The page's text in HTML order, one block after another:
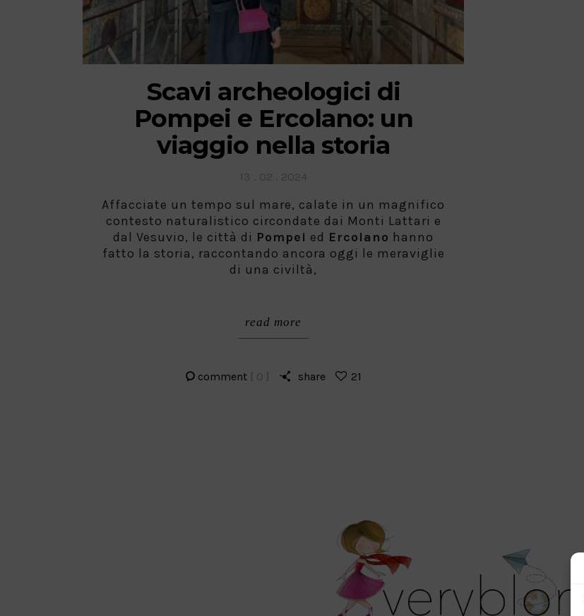
Scavi archeologici di
Pompei e Ercolano: un
viaggio nella storia
Affacciate un tempo sul mare, calate in un magnifico
contesto naturalistico circondate dai Monti Lattari e
dal Vesuvio, le città di Pompei ed Ercolano hanno
fatto la storia, raccontando ancora oggi le meraviglie
di una civiltà,
read more
comment [ 0 ] share 21